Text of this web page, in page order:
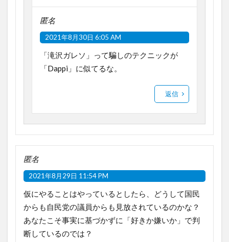
匿名
2021年8月30日 6:05 AM
「滝沢ガレソ」って騙しのテクニックが
「Dappi」に似てるな。
返信
匿名
2021年8月29日 11:54 PM
仮にやることはやっているとしたら、どうして国民
からも自民党の議員からも見放されているのかな？
あなたこそ事実に基づかずに「好きか嫌いか」で判
断しているのでは？